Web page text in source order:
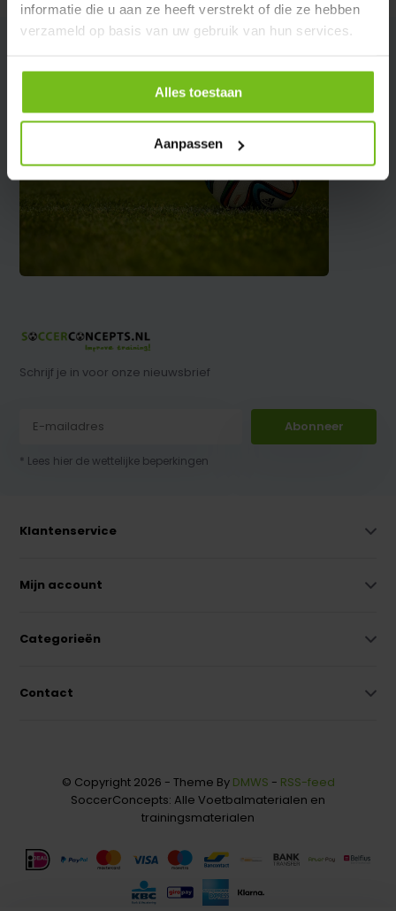
informatie die u aan ze heeft verstrekt of die ze hebben
verzameld op basis van uw gebruik van hun services.
Alles toestaan
Aanpassen
Schrijf je in voor onze nieuwsbrief
Abonneer
* Lees hier de wettelijke beperkingen
Klantenservice
Mijn account
Categorieën
Contact
© Copyright 2026 - Theme By DMWS - RSS-feed
SoccerConcepts: Alle Voetbalmaterialen en
trainingsmaterialen